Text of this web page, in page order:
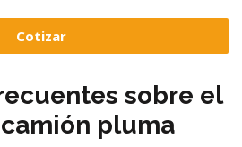
sobre el
pluma